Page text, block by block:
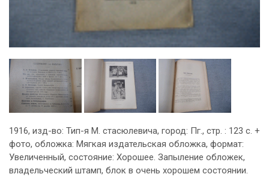
1916, изд-во: Тип-я М. стасюлевича, город: Пг., стр. : 123 с. +
фото, обложка: Мягкая издательская обложка, формат:
Увеличенный, состояние: Хорошее. Запыление обложек,
владельческий штамп, блок в очень хорошем состоянии.